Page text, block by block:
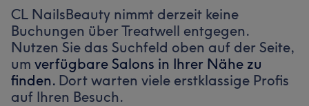
CL NailsBeauty nimmt derzeit keine
Buchungen über Treatwell entgegen.
Nutzen Sie das Suchfeld oben auf der Seite,
um verfügbare Salons in Ihrer Nähe zu
finden. Dort warten viele erstklassige Profis
auf Ihren Besuch.